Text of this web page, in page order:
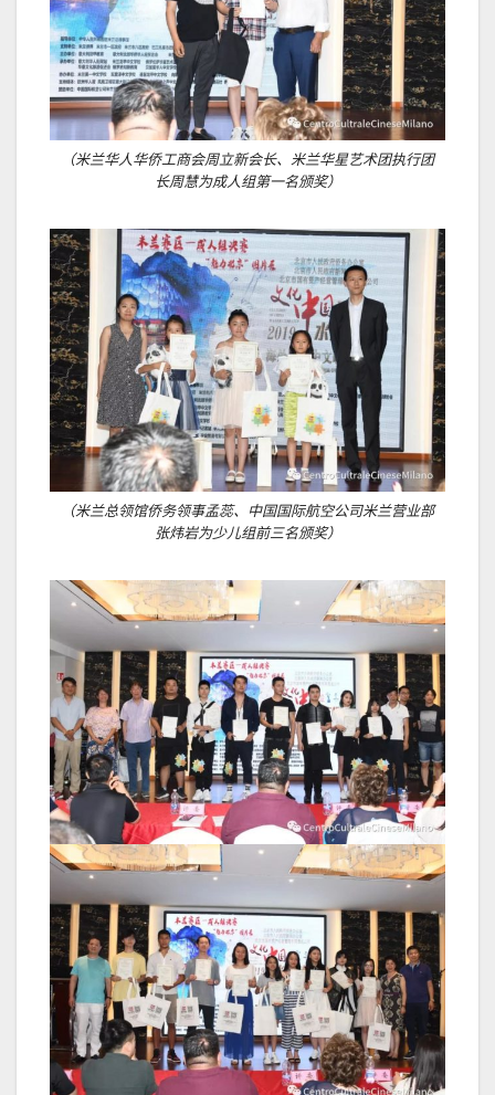
（米兰华人华侨工商会周立新会长、米兰华星艺术团执行团
长周慧为成人组第一名颁奖）
（米兰总领馆侨务领事孟蕊、中国国际航空公司米兰营业部
张炜岩为少儿组前三名颁奖）